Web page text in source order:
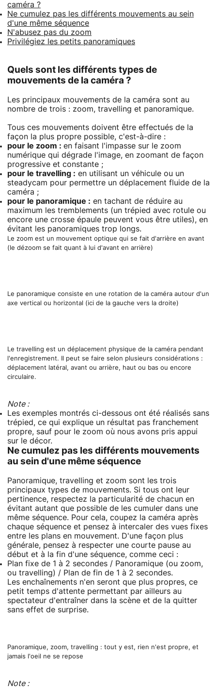
caméra ?
Ne cumulez pas les différents mouvements au sein
d'une même séquence
N'abusez pas du zoom
Privilégiez les petits panoramiques
Quels sont les différents types de
mouvements de la caméra ?
Les principaux mouvements de la caméra sont au
nombre de trois : zoom, travelling et panoramique.
Tous ces mouvements doivent être effectués de la
façon la plus propre possible, c'est-à-dire :
pour le zoom : en faisant l'impasse sur le zoom
numérique qui dégrade l'image, en zoomant de façon
progressive et constante ;
pour le travelling : en utilisant un véhicule ou un
steadycam pour permettre un déplacement fluide de la
caméra ;
pour le panoramique : en tachant de réduire au
maximum les tremblements (un trépied avec rotule ou
encore une crosse épaule peuvent vous être utiles), en
évitant les panoramiques trop longs.
Le zoom est un mouvement optique qui se fait d'arrière en avant
(le dézoom se fait quant à lui d'avant en arrière)
Le panoramique consiste en une rotation de la caméra autour d'un
axe vertical ou horizontal (ici de la gauche vers la droite)
Le travelling est un déplacement physique de la caméra pendant
l'enregistrement. Il peut se faire selon plusieurs considérations :
déplacement latéral, avant ou arrière, haut ou bas ou encore
circulaire.
Note :
Les exemples montrés ci-dessous ont été réalisés sans
trépied, ce qui explique un résultat pas franchement
propre, sauf pour le zoom où nous avons pris appui
sur le décor.
Ne cumulez pas les différents mouvements
au sein d'une même séquence
Panoramique, travelling et zoom sont les trois
principaux types de mouvements. Si tous ont leur
pertinence, respectez la particularité de chacun en
évitant autant que possible de les cumuler dans une
même séquence. Pour cela, coupez la caméra après
chaque séquence et pensez à intercaler des vues fixes
entre les plans en mouvement. D'une façon plus
générale, pensez à respecter une courte pause au
début et à la fin d'une séquence, comme ceci :
Plan fixe de 1 à 2 secondes / Panoramique (ou zoom,
ou travelling) / Plan de fin de 1 à 2 secondes.
Les enchaînements n'en seront que plus propres, ce
petit temps d'attente permettant par ailleurs au
spectateur d'entraîner dans la scène et de la quitter
sans effet de surprise.
Panoramique, zoom, travelling : tout y est, rien n'est propre, et
jamais l'oeil ne se repose
Note :